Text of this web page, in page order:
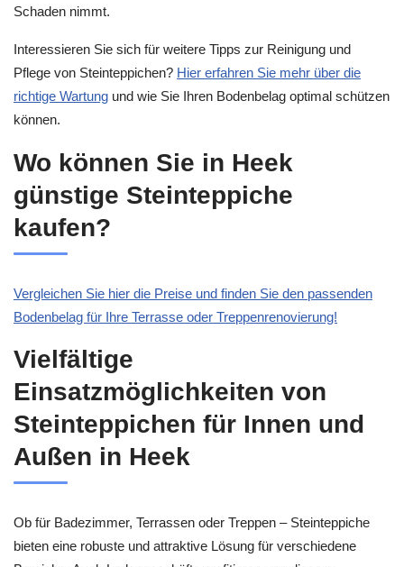
Schaden nimmt.
Interessieren Sie sich für weitere Tipps zur Reinigung und
Pflege von Steinteppichen? Hier erfahren Sie mehr über die
richtige Wartung und wie Sie Ihren Bodenbelag optimal schützen
können.
Wo können Sie in Heek
günstige Steinteppiche
kaufen?
Vergleichen Sie hier die Preise und finden Sie den passenden
Bodenbelag für Ihre Terrasse oder Treppenrenovierung!
Vielfältige
Einsatzmöglichkeiten von
Steinteppichen für Innen und
Außen in Heek
Ob für Badezimmer, Terrassen oder Treppen – Steinteppiche
bieten eine robuste und attraktive Lösung für verschiedene